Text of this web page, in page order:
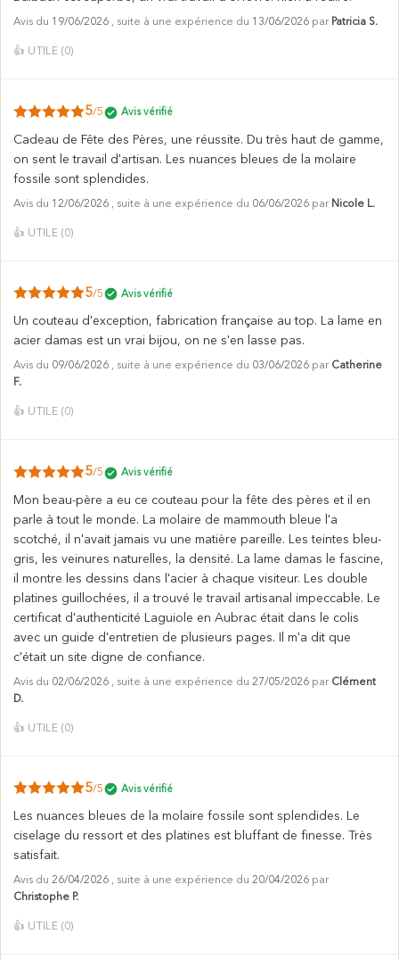
Avis du 19/06/2026 , suite à une expérience du 13/06/2026 par Patricia S.
👍 UTILE (0)
5/5 Avis vérifié
Cadeau de Fête des Pères, une réussite. Du très haut de gamme,
on sent le travail d'artisan. Les nuances bleues de la molaire
fossile sont splendides.
Avis du 12/06/2026 , suite à une expérience du 06/06/2026 par Nicole L.
👍 UTILE (0)
5/5 Avis vérifié
Un couteau d'exception, fabrication française au top. La lame en
acier damas est un vrai bijou, on ne s'en lasse pas.
Avis du 09/06/2026 , suite à une expérience du 03/06/2026 par Catherine
F.
👍 UTILE (0)
5/5 Avis vérifié
Mon beau-père a eu ce couteau pour la fête des pères et il en
parle à tout le monde. La molaire de mammouth bleue l'a
scotché, il n'avait jamais vu une matière pareille. Les teintes bleu-
gris, les veinures naturelles, la densité. La lame damas le fascine,
il montre les dessins dans l'acier à chaque visiteur. Les double
platines guillochées, il a trouvé le travail artisanal impeccable. Le
certificat d'authenticité Laguiole en Aubrac était dans le colis
avec un guide d'entretien de plusieurs pages. Il m'a dit que
c'était un site digne de confiance.
Avis du 02/06/2026 , suite à une expérience du 27/05/2026 par Clément
D.
👍 UTILE (0)
5/5 Avis vérifié
Les nuances bleues de la molaire fossile sont splendides. Le
ciselage du ressort et des platines est bluffant de finesse. Très
satisfait.
Avis du 26/04/2026 , suite à une expérience du 20/04/2026 par
Christophe P.
👍 UTILE (0)